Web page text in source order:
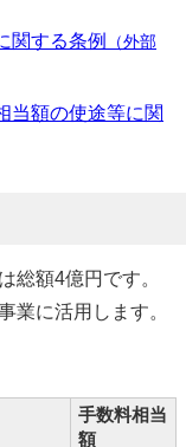
関する条例
（外部
当額の使途等に関
総額4億円です。
業に活用します。
手数料相当
額